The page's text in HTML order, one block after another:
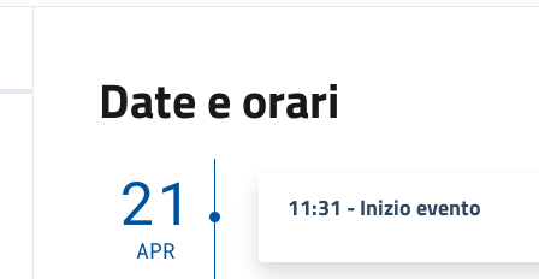
Date e orari
21
APR
11:31 - Inizio evento